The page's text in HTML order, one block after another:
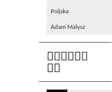
Poljska
Adam Malysz